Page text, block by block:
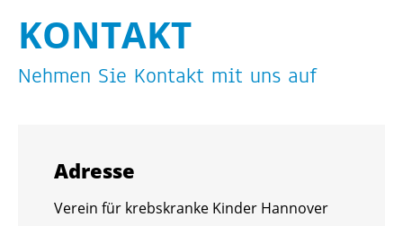
KON­TAKT
Neh­men Sie Kon­takt mit uns auf
Adres­se
Ver­ein für krebs­kran­ke Kin­der Han­no­ver